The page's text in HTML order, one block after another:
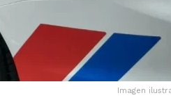
Imagen